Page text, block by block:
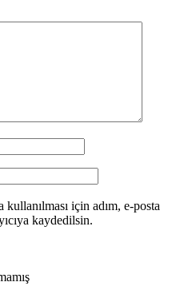
için adım, e-posta
kaydedilsin.